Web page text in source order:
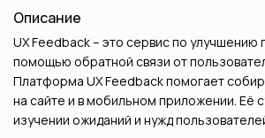
Описание
UX Feedback – это сервис по улучшению
помощью обратной связи от
Платформа UX Feedback помогает
на сайте и в мобильном приложении. Её
изучении ожиданий и нужд